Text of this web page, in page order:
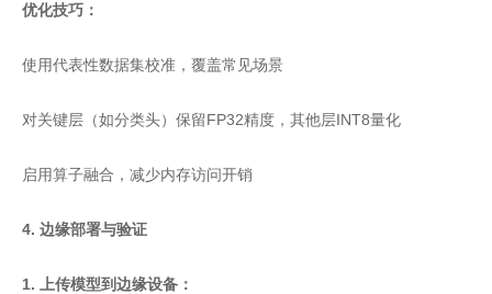
优化技巧：
使用代表性数据集校准，覆盖常见场景
对关键层（如分类头）保留FP32精度，其他层INT8量化
启用算子融合，减少内存访问开销
4. 边缘部署与验证
1. 上传模型到边缘设备：